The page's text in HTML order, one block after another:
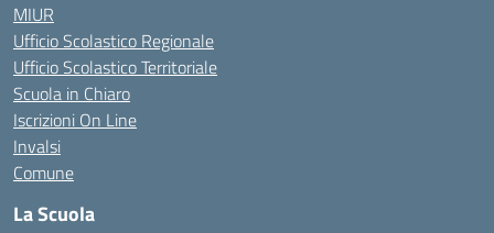
MIUR
Ufficio Scolastico Regionale
Ufficio Scolastico Territoriale
Scuola in Chiaro
Iscrizioni On Line
Invalsi
Comune
La Scuola